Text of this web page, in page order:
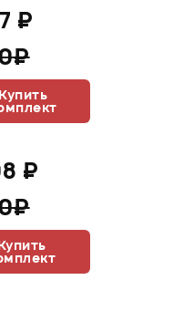
₽
Купить
₽